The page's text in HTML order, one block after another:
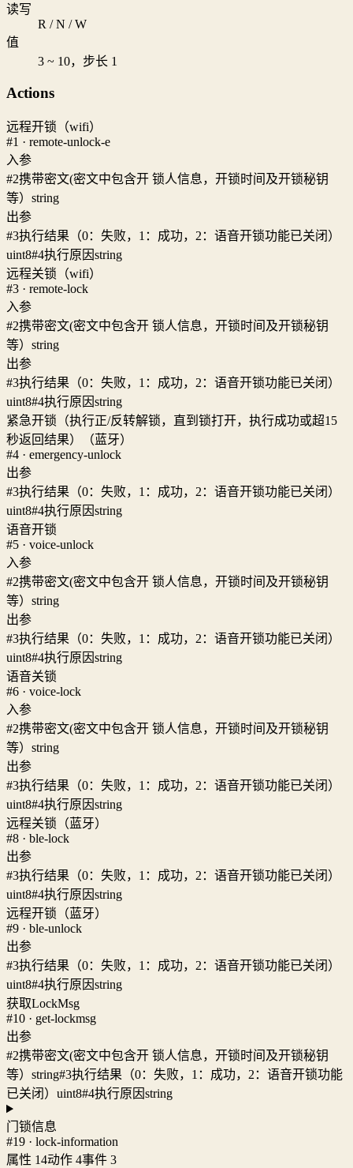
读写
R / N / W
值
3 ~ 10，步长 1
Actions
远程开锁（wifi）
#1 · remote-unlock-e
入参
#2携带密文(密文中包含开 锁人信息，开锁时间及开锁秘钥
等） string
出参
#3执行结果（0：失败，1：成功，2：语音开锁功能已关闭）
uint8#4执行原因string
远程关锁（wifi）
#3 · remote-lock
入参
#2携带密文(密文中包含开 锁人信息，开锁时间及开锁秘钥
等） string
出参
#3执行结果（0：失败，1：成功，2：语音开锁功能已关闭）
uint8#4执行原因string
紧急开锁（执行正/反转解锁，直到锁打开，执行成功或超15
秒返回结果）（蓝牙）
#4 · emergency-unlock
出参
#3执行结果（0：失败，1：成功，2：语音开锁功能已关闭）
uint8#4执行原因string
语音开锁
#5 · voice-unlock
入参
#2携带密文(密文中包含开 锁人信息，开锁时间及开锁秘钥
等） string
出参
#3执行结果（0：失败，1：成功，2：语音开锁功能已关闭）
uint8#4执行原因string
语音关锁
#6 · voice-lock
入参
#2携带密文(密文中包含开 锁人信息，开锁时间及开锁秘钥
等） string
出参
#3执行结果（0：失败，1：成功，2：语音开锁功能已关闭）
uint8#4执行原因string
远程关锁（蓝牙）
#8 · ble-lock
出参
#3执行结果（0：失败，1：成功，2：语音开锁功能已关闭）
uint8#4执行原因string
远程开锁（蓝牙）
#9 · ble-unlock
出参
#3执行结果（0：失败，1：成功，2：语音开锁功能已关闭）
uint8#4执行原因string
获取LockMsg
#10 · get-lockmsg
出参
#2携带密文(密文中包含开 锁人信息，开锁时间及开锁秘钥
等） string#3执行结果（0：失败，1：成功，2：语音开锁功能
已关闭） uint8#4执行原因string
门锁信息
#19 · lock-information
属性 14动作 4事件 3